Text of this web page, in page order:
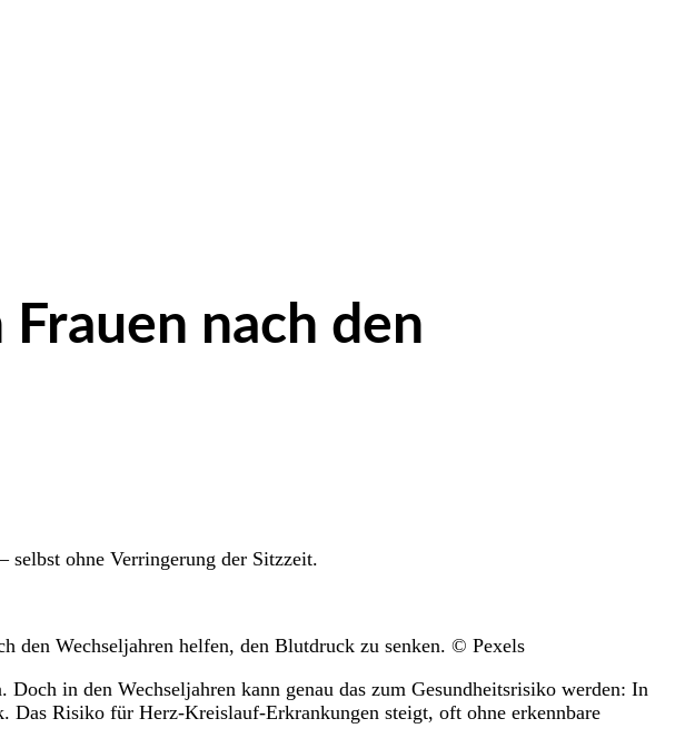
nach den
selbst ohne Verringerung der Sitzzeit.
den Wechseljahren helfen, den Blutdruck zu senken. © Pexels
in den Wechseljahren kann genau das zum Gesundheitsrisiko werden: In
Das Risiko für Herz-Kreislauf-Erkrankungen steigt, oft ohne erkennbare